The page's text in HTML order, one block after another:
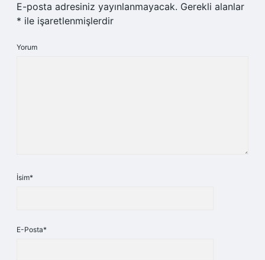
E-posta adresiniz yayınlanmayacak. Gerekli alanlar
* ile işaretlenmişlerdir
Yorum
İsim*
E-Posta*